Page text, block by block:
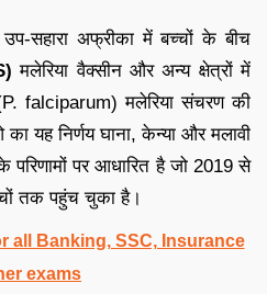
उप-सहारा अफ्रीका में बच्चों के बीच
मलेरिया वैक्सीन और अन्य क्षेत्रों में
falciparum) मलेरिया संचरण की
यह निर्णय घाना, केन्या और मलावी
परिणामों पर आधारित है जो 2019 से
तक पहुंच चुका है।
all Banking, SSC, Insurance
exams